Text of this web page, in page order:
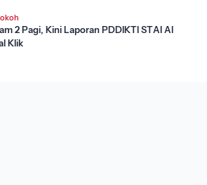
2 Pagi, Kini Laporan PDDIKTI STAI Al
Klik